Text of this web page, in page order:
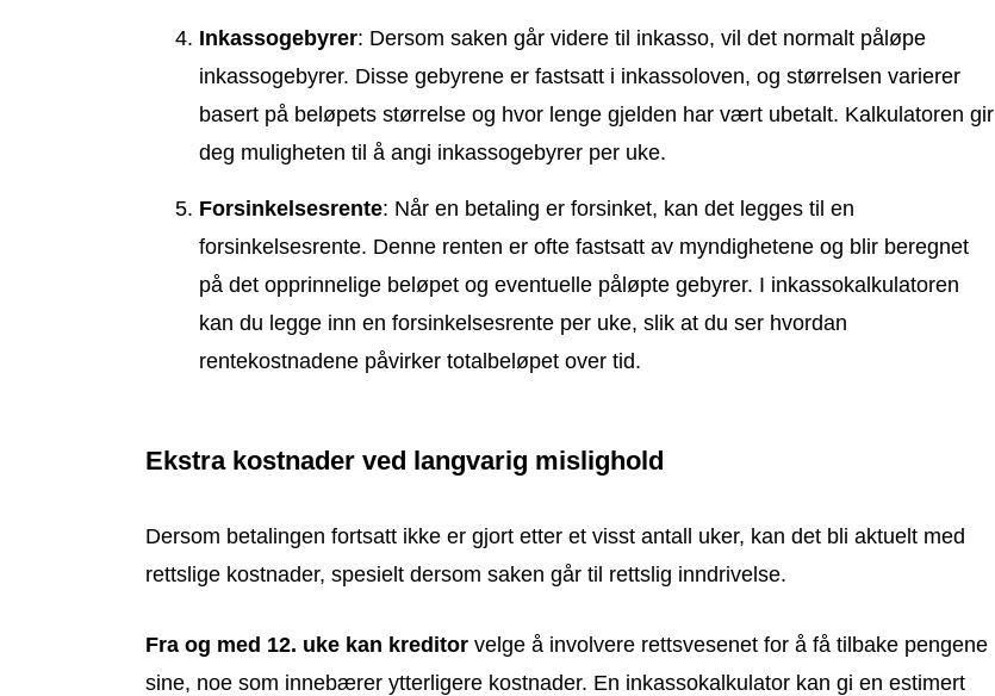
Inkassogebyrer: Dersom saken går videre til inkasso, vil det normalt påløpe
inkassogebyrer. Disse gebyrene er fastsatt i inkassoloven, og størrelsen varierer
basert på beløpets størrelse og hvor lenge gjelden har vært ubetalt. Kalkulatoren gir
deg muligheten til å angi inkassogebyrer per uke.
Forsinkelsesrente: Når en betaling er forsinket, kan det legges til en
forsinkelsesrente. Denne renten er ofte fastsatt av myndighetene og blir beregnet
på det opprinnelige beløpet og eventuelle påløpte gebyrer. I inkassokalkulatoren
kan du legge inn en forsinkelsesrente per uke, slik at du ser hvordan
rentekostnadene påvirker totalbeløpet over tid.
Ekstra kostnader ved langvarig mislighold
Dersom betalingen fortsatt ikke er gjort etter et visst antall uker, kan det bli aktuelt med
rettslige kostnader, spesielt dersom saken går til rettslig inndrivelse.
Fra og med 12. uke kan kreditor velge å involvere rettsvesenet for å få tilbake pengene
sine, noe som innebærer ytterligere kostnader. En inkassokalkulator kan gi en estimert